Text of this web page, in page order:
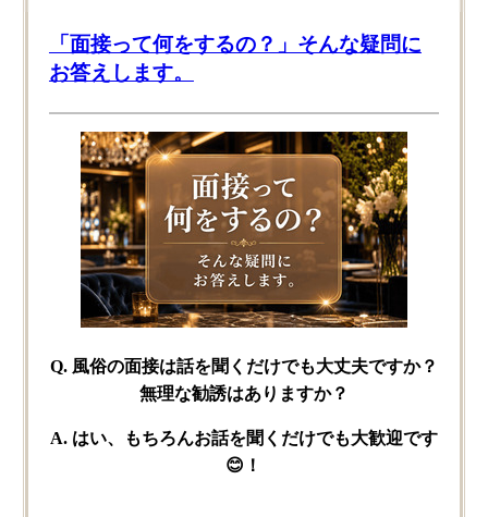
「面接って何をするの？」そんな疑問に
お答えします。
Q. 風俗の​面接は​話を​聞くだけでも​大丈夫ですか？​
無理な​勧誘は​ありますか？
A. はい、​もちろん​お話を​聞くだけでも​大歓迎です
😊！